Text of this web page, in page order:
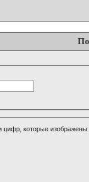
цифр, которые изображены